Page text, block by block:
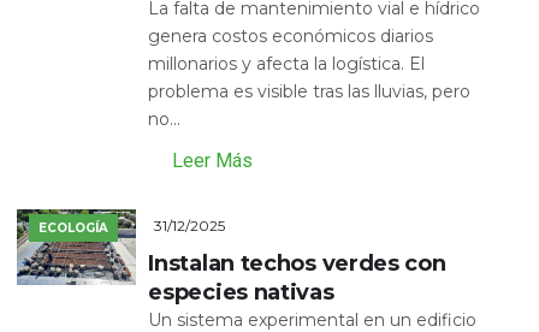
La falta de mantenimiento vial e hídrico
genera costos económicos diarios
millonarios y afecta la logística. El
problema es visible tras las lluvias, pero
no...
Leer Más
ECOLOGÍA 31/12/2025
Instalan techos verdes con
especies nativas
Un sistema experimental en un edificio